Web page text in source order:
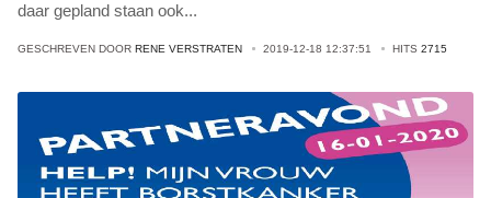
daar gepland staan ook...
GESCHREVEN DOOR RENE VERSTRATEN 2019-12-18 12:37:51 HITS 2715